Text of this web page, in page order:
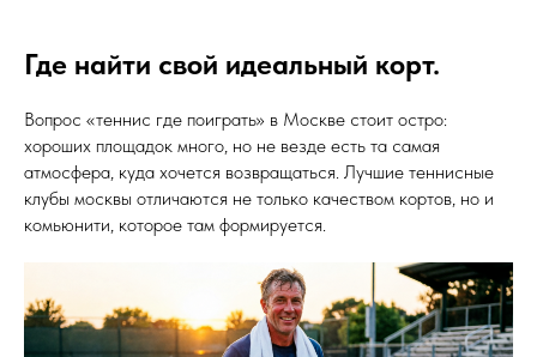
Где найти свой идеальный корт.
Вопрос «теннис где поиграть» в Москве стоит остро:
хороших площадок много, но не везде есть та самая
атмосфера, куда хочется возвращаться. Лучшие теннисные
клубы москвы отличаются не только качеством кортов, но и
комьюнити, которое там формируется.